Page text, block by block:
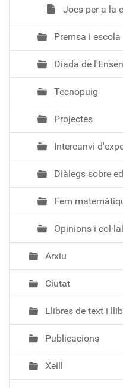
Jocs per a la
Premsa i escola
Diada de
Tecnopuig
Projectes
Intercanvi
Diàlegs sobre
Fem
Opinions i
Arxiu
Ciutat
Llibres de text i
Publicacions
Xeill